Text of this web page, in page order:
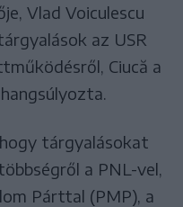
Vlad Voiculescu
az USR
Ciucă a
tárgyalásokat
a PNL-vel,
Párttal (PMP), a